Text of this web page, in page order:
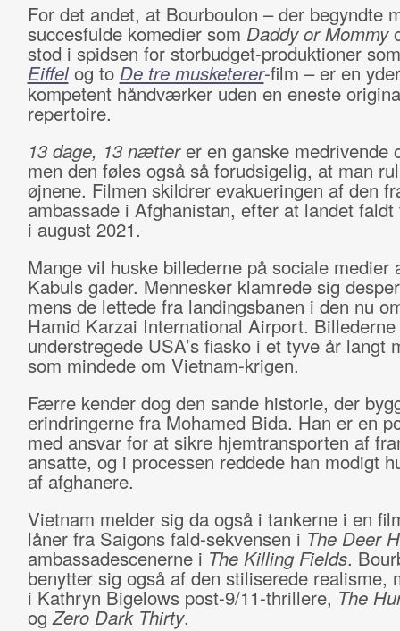
For det andet, at Bourboulon – der begyndte
succesfulde komedier som Daddy or Mommy
stod i spidsen for storbudget-produktioner
Eiffelog to De tre musketerer-film – er en
kompetent håndværker uden en eneste
repertoire.
13 dage, 13 nætterer en ganske medrivende
men den føles også så forudsigelig, at man
øjnene. Filmen skildrer evakueringen af den
ambassade i Afghanistan, efter at landet faldt
i august 2021.
Mange vil huske billederne på sociale medier
Kabuls gader. Mennesker klamrede sig
mens de lettede fra landingsbanen i den nu
Hamid Karzai International Airport. Billederne
understregede USA’s fiasko i et tyve år langt
som mindede om Vietnam-krigen.
Færre kender dog den sande historie, der
erindringerne fra Mohamed Bida. Han er en
med ansvar for at sikre hjemtransporten af
ansatte, og i processen reddede han modigt
af afghanere.
Vietnam melder sig da også i tankerne i en
låner fra Saigons fald-sekvensen i The Deer
ambassadescenerne i The Killing Fields.
benytter sig også af den stiliserede realisme,
i Kathryn Bigelows post-9/11-thrillere, The
ogZero Dark Thirty.